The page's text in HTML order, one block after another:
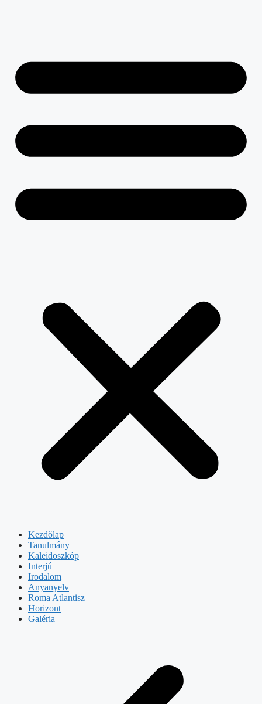
Kezdőlap
Tanulmány
Kaleidoszkóp
Interjú
Irodalom
Anyanyelv
Roma Atlantisz
Horizont
Galéria